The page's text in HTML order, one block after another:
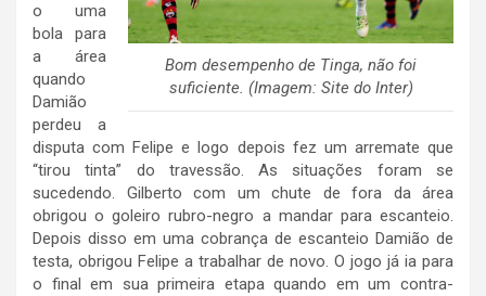
Bom desempenho de Tinga, não foi
suficiente. (Imagem: Site do Inter)
o uma
bola para
a área
quando
Damião
perdeu a
disputa com Felipe e logo depois fez um arremate que
“tirou tinta” do travessão. As situações foram se
sucedendo. Gilberto com um chute de fora da área
obrigou o goleiro rubro-negro a mandar para escanteio.
Depois disso em uma cobrança de escanteio Damião de
testa, obrigou Felipe a trabalhar de novo. O jogo já ia para
o final em sua primeira etapa quando em um contra-